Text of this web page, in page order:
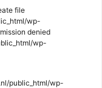
file
wp-
denied
wp-
public_html/wp-